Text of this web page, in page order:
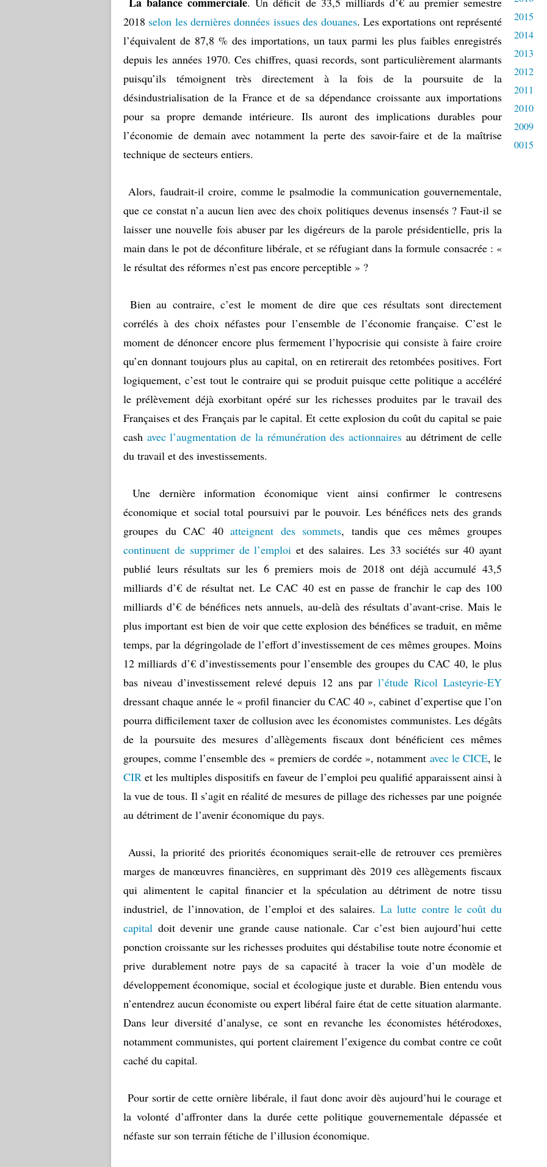
2018 selon les dernières données issues des douanes. Les exportations ont représenté
l’équivalent de 87,8 % des importations, un taux parmi les plus faibles enregistrés
depuis les années 1970. Ces chiffres, quasi records, sont particulièrement alarmants
puisqu’ils témoignent très directement à la fois de la poursuite de la
désindustrialisation de la France et de sa dépendance croissante aux importations
pour sa propre demande intérieure. Ils auront des implications durables pour
l’économie de demain avec notamment la perte des savoir-faire et de la maîtrise
technique de secteurs entiers.
Alors, faudrait-il croire, comme le psalmodie la communication gouvernementale,
que ce constat n’a aucun lien avec des choix politiques devenus insensés ? Faut-il se
laisser une nouvelle fois abuser par les digéreurs de la parole présidentielle, pris la
main dans le pot de déconfiture libérale, et se réfugiant dans la formule consacrée : «
le résultat des réformes n’est pas encore perceptible » ?
Bien au contraire, c’est le moment de dire que ces résultats sont directement
corrélés à des choix néfastes pour l’ensemble de l’économie française. C’est le
moment de dénoncer encore plus fermement l’hypocrisie qui consiste à faire croire
qu’en donnant toujours plus au capital, on en retirerait des retombées positives. Fort
logiquement, c’est tout le contraire qui se produit puisque cette politique a accéléré
le prélèvement déjà exorbitant opéré sur les richesses produites par le travail des
Françaises et des Français par le capital. Et cette explosion du coût du capital se paie
cash avec l’augmentation de la rémunération des actionnaires au détriment de celle
du travail et des investissements.
Une dernière information économique vient ainsi confirmer le contresens
économique et social total poursuivi par le pouvoir. Les bénéfices nets des grands
groupes du CAC 40atteignent des sommets, tandis que ces mêmes groupes
continuent de supprimer de l’emploi et des salaires. Les 33 sociétés sur 40 ayant
publié leurs résultats sur les 6 premiers mois de 2018 ont déjà accumulé 43,5
milliards d’€ de résultat net. Le CAC 40 est en passe de franchir le cap des 100
milliards d’€ de bénéfices nets annuels, au-delà des résultats d’avant-crise. Mais le
plus important est bien de voir que cette explosion des bénéfices se traduit, en même
temps, par la dégringolade de l’effort d’investissement de ces mêmes groupes. Moins
12 milliards d’€ d’investissements pour l’ensemble des groupes du CAC 40, le plus
bas niveau d’investissement relevé depuis 12 ans par l’étude Ricol Lasteyrie-EY
dressant chaque année le « profil financier du CAC 40 », cabinet d’expertise que l’on
pourra difficilement taxer de collusion avec les économistes communistes. Les dégâts
de la poursuite des mesures d’allègements fiscaux dont bénéficient ces mêmes
groupes, comme l’ensemble des « premiers de cordée », notamment avec le CICE, le
CIR et les multiples dispositifs en faveur de l’emploi peu qualifié apparaissent ainsi à
la vue de tous. Il s’agit en réalité de mesures de pillage des richesses par une poignée
au détriment de l’avenir économique du pays.
Aussi, la priorité des priorités économiques serait-elle de retrouver ces premières
marges de manœuvres financières, en supprimant dès 2019 ces allègements fiscaux
qui alimentent le capital financier et la spéculation au détriment de notre tissu
industriel, de l’innovation, de l’emploi et des salaires.La lutte contre le coût du
capital doit devenir une grande cause nationale. Car c’est bien aujourd’hui cette
ponction croissante sur les richesses produites qui déstabilise toute notre économie et
prive durablement notre pays de sa capacité à tracer la voie d’un modèle de
développement économique, social et écologique juste et durable. Bien entendu vous
n’entendrez aucun économiste ou expert libéral faire état de cette situation alarmante.
Dans leur diversité d’analyse, ce sont en revanche les économistes hétérodoxes,
notamment communistes, qui portent clairement l’exigence du combat contre ce coût
caché du capital.
Pour sortir de cette ornière libérale, il faut donc avoir dès aujourd’hui le courage et
la volonté d’affronter dans la durée cette politique gouvernementale dépassée et
néfaste sur son terrain fétiche de l’illusion économique.
2015
2014
2013
2012
2011
2010
2009
0015